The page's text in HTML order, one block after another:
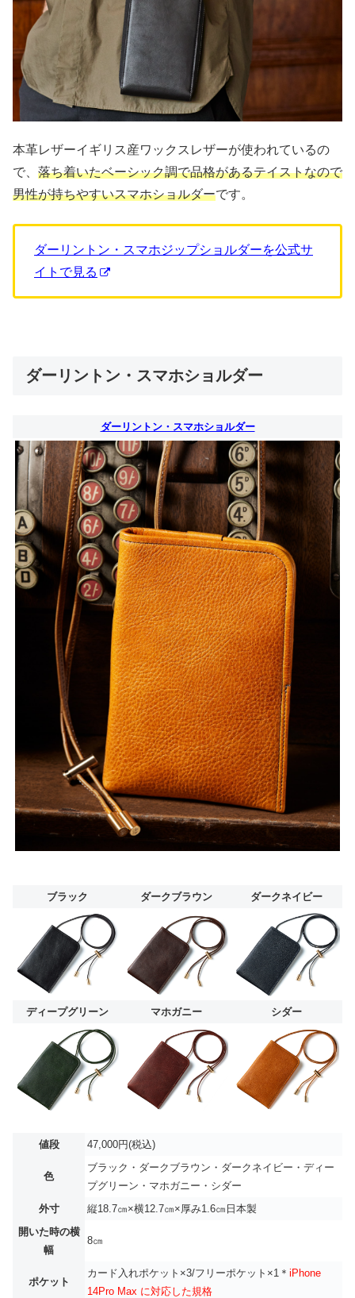
本革レザーイギリス産ワックスレザーが使われているの
で、 落ち着いたベーシック調で品格があるテイストなので
男性が持ちやすいスマホショルダーです。
ダーリントン・スマホジップショルダーを公式サ
イトで見る
ダーリントン・スマホショルダー
ダーリントン・スマホショルダー
ブラック ダークブラウン ダークネイビー
ディープグリーン マホガニー シダー
値段 47,000円(税込)
色
ブラック・ダークブラウン・ダークネイビー・ディー
プグリーン・マホガニー・シダー
外寸
縦18.7㎝×横12.7㎝×厚み1.6㎝日本製
開いた時の横
幅
8㎝
ポケット
カード入れポケット×3/フリーポケット×1＊ iPhone
14Pro Max に対応した規格